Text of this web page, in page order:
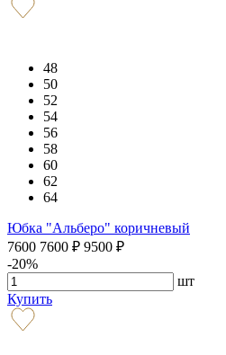
48
50
52
54
56
58
60
62
64
Юбка "Альберо" коричневый
7600 7600 ₽ 9500 ₽
-20%
шт
Купить